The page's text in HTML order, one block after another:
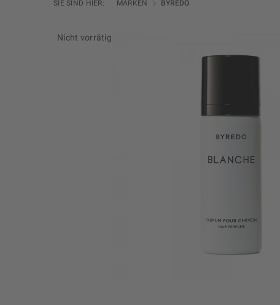
SIE SIND HIER: MARKEN BYREDO
Nicht vorrätig